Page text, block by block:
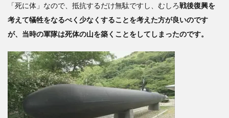
作戦
の原
因
「死に体」なので、抵抗するだけ無駄ですし、むしろ戦後復興を
考えて犠牲をなるべく少なくすることを考えた方が良いのです
が、当時の軍隊は死体の山を築くことをしてしまったのです。